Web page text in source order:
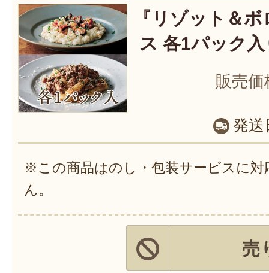
『リゾット＆
ス 各1パック
販売価
発送
※この商品はのし・包装サービスに対
ん。
売